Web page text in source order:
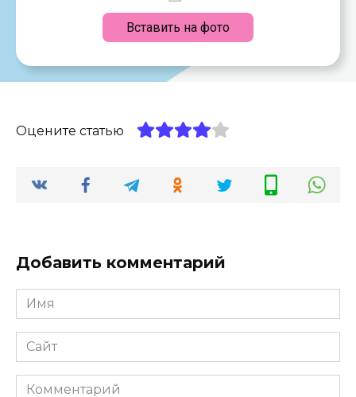
Вставить на фото
Оцените статью
Добавить комментарий
Имя
*
Сайт
Комментарий